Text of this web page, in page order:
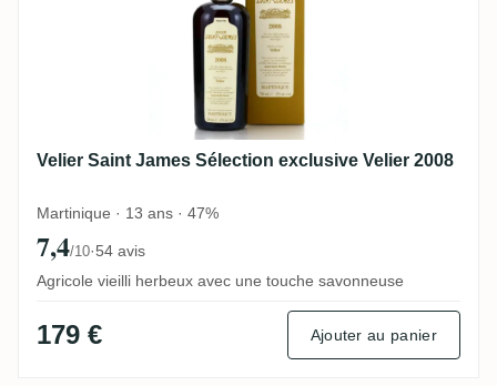
Velier Saint James Sélection exclusive Velier 2008
Martinique · 13 ans · 47%
7,4/10·54 avis
Agricole vieilli herbeux avec une touche savonneuse
179 € Ajouter au panier